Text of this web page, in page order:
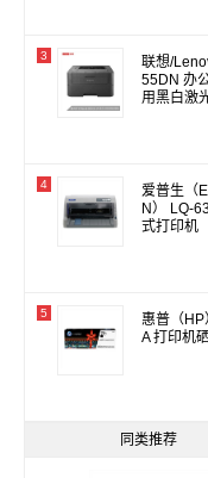
3
联想/
55DN 办
用黑白激
4
爱普生（
N） LQ-
式打印机
5
惠普（HP
A 打印机
同类推荐